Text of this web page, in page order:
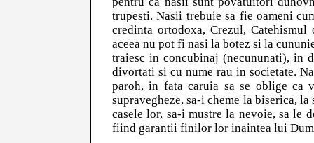
trupesti. Nasii trebuie sa fie oameni
credinta ortodoxa, Crezul,
aceea nu pot fi nasi la botez si la
traiesc in concubinaj (necununati), in
divortati si cu nume rau in societate.
paroh, in fata caruia sa se oblige
supravegheze, sa-i cheme la biserica,
casele lor, sa-i mustre la nevoie, sa le
fiind garantii finilor lor inaintea lui